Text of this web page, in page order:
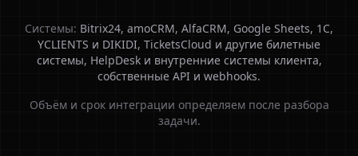
Системы: Bitrix24, amoCRM, AlfaCRM, Google Sheets, 1С,
YCLIENTS и DIKIDI, TicketsCloud и другие билетные
системы, HelpDesk и внутренние системы клиента,
собственные API и webhooks.
Объём и срок интеграции определяем после разбора
задачи.